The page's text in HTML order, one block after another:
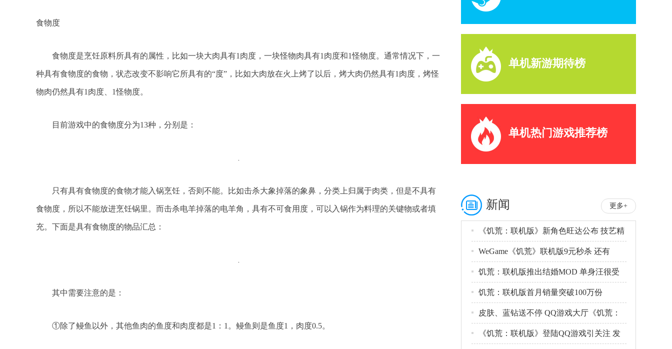
食物度
食物度是烹饪原料所具有的属性，比如一块大肉具有1肉度，一块怪物肉具有1肉度和1怪物度。通常情况下，一
种具有食物度的食物，状态改变不影响它所具有的“度”，比如大肉放在火上烤了以后，烤大肉仍然具有1肉度，烤怪
物肉仍然具有1肉度、1怪物度。
目前游戏中的食物度分为13种，分别是：
只有具有食物度的食物才能入锅烹饪，否则不能。比如击杀大象掉落的象鼻，分类上归属于肉类，但是不具有
食物度，所以不能放进烹饪锅里。而击杀电羊掉落的电羊角，具有不可食用度，可以入锅作为料理的关键物或者填
充。下面是具有食物度的物品汇总：
其中需要注意的是：
①除了鳗鱼以外，其他鱼肉的鱼度和肉度都是1：1。鳗鱼则是鱼度1，肉度0.5。
单机新游期待榜
单机热门游戏推荐榜
新闻 更多+
《饥荒：联机版》新角色旺达公布 技艺精
湛
WeGame《饥荒》联机版9元秒杀 还有
饥荒：联机版推出结婚MOD 单身汪很受
伤
饥荒：联机版首月销量突破100万份
皮肤、蓝钻送不停 QQ游戏大厅《饥荒：
联
《饥荒：联机版》登陆QQ游戏引关注 发